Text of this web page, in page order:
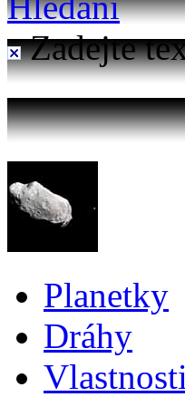
Zadejte
Planetky
Dráhy
Vlastnosti